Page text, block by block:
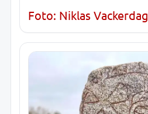
Foto: Niklas Vackerdag